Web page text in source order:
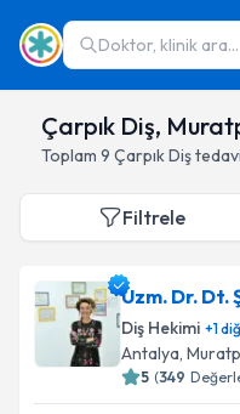
Doktor, klinik ara...
Çarpık Diş,
Toplam 9 Çarpık Diş
Filtrele
Uzm. Dr. Dt.
Diş Hekimi +1
Antalya,
5 (349